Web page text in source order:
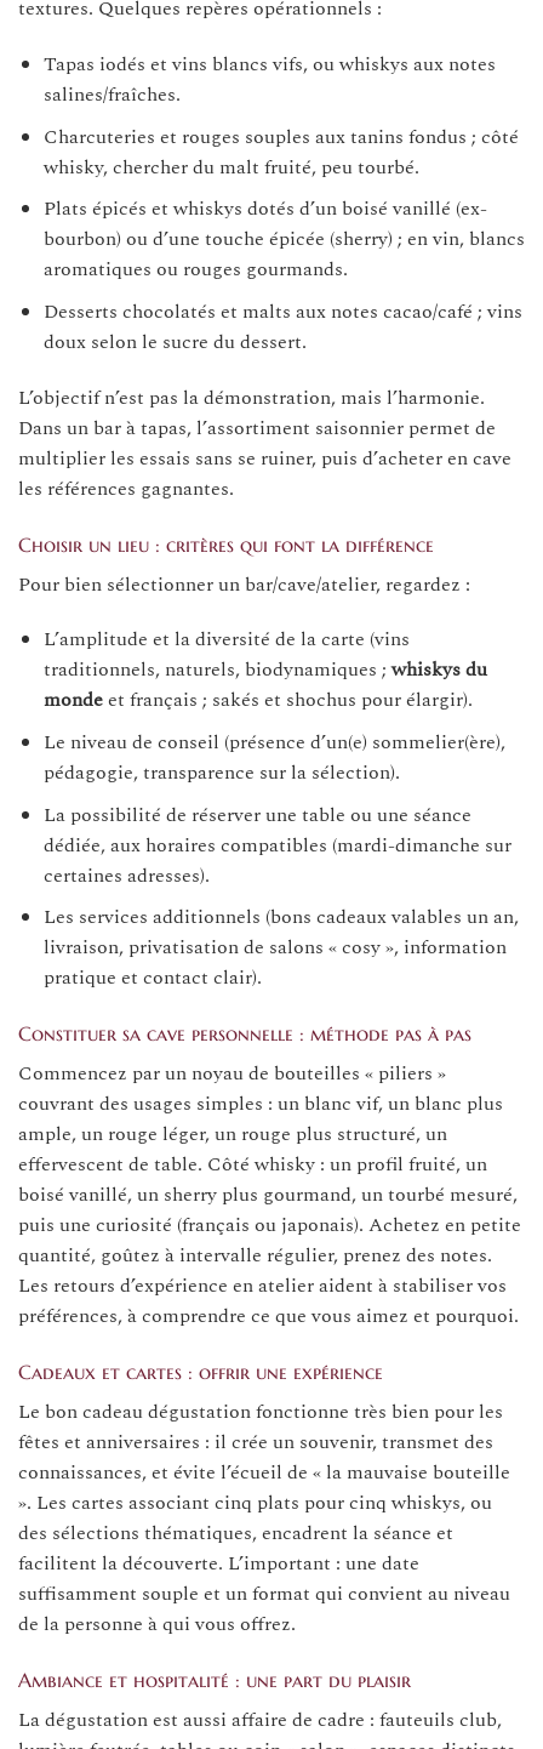
textures. Quelques repères opérationnels :
Tapas iodés et vins blancs vifs, ou whiskys aux notes
salines/fraîches.
Charcuteries et rouges souples aux tanins fondus ; côté
whisky, chercher du malt fruité, peu tourbé.
Plats épicés et whiskys dotés d’un boisé vanillé (ex-
bourbon) ou d’une touche épicée (sherry) ; en vin, blancs
aromatiques ou rouges gourmands.
Desserts chocolatés et malts aux notes cacao/café ; vins
doux selon le sucre du dessert.
L’objectif n’est pas la démonstration, mais l’harmonie.
Dans un bar à tapas, l’assortiment saisonnier permet de
multiplier les essais sans se ruiner, puis d’acheter en cave
les références gagnantes.
Choisir un lieu : critères qui font la différence
Pour bien sélectionner un bar/cave/atelier, regardez :
L’amplitude et la diversité de la carte (vins
traditionnels, naturels, biodynamiques ;whiskys du
mondeet français ; sakés et shochus pour élargir).
Le niveau de conseil (présence d’un(e) sommelier(ère),
pédagogie, transparence sur la sélection).
La possibilité de réserver une table ou une séance
dédiée, aux horaires compatibles (mardi-dimanche sur
certaines adresses).
Les services additionnels (bons cadeaux valables un an,
livraison, privatisation de salons « cosy », information
pratique et contact clair).
Constituer sa cave personnelle : méthode pas à pas
Commencez par un noyau de bouteilles « piliers »
couvrant des usages simples : un blanc vif, un blanc plus
ample, un rouge léger, un rouge plus structuré, un
effervescent de table. Côté whisky : un profil fruité, un
boisé vanillé, un sherry plus gourmand, un tourbé mesuré,
puis une curiosité (français ou japonais). Achetez en petite
quantité, goûtez à intervalle régulier, prenez des notes.
Les retours d’expérience en atelier aident à stabiliser vos
préférences, à comprendre ce que vous aimez et pourquoi.
Cadeaux et cartes : offrir une expérience
Le bon cadeau dégustation fonctionne très bien pour les
fêtes et anniversaires : il crée un souvenir, transmet des
connaissances, et évite l’écueil de « la mauvaise bouteille
». Les cartes associant cinq plats pour cinq whiskys, ou
des sélections thématiques, encadrent la séance et
facilitent la découverte. L’important : une date
suffisamment souple et un format qui convient au niveau
de la personne à qui vous offrez.
Ambiance et hospitalité : une part du plaisir
La dégustation est aussi affaire de cadre : fauteuils club,